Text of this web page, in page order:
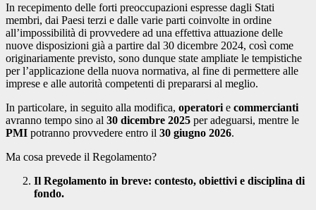
In recepimento delle forti preoccupazioni espresse dagli Stati
membri, dai Paesi terzi e dalle varie parti coinvolte in ordine
all’impossibilità di provvedere ad una effettiva attuazione delle
nuove disposizioni già a partire dal 30 dicembre 2024, così come
originariamente previsto, sono dunque state ampliate le tempistiche
per l’applicazione della nuova normativa, al fine di permettere alle
imprese e alle autorità competenti di prepararsi al meglio.
In particolare, in seguito alla modifica, operatori e commercianti
avranno tempo sino al 30 dicembre 2025 per adeguarsi, mentre le
PMI potranno provvedere entro il 30 giugno 2026.
Ma cosa prevede il Regolamento?
Il Regolamento in breve: contesto, obiettivi e disciplina di
fondo.